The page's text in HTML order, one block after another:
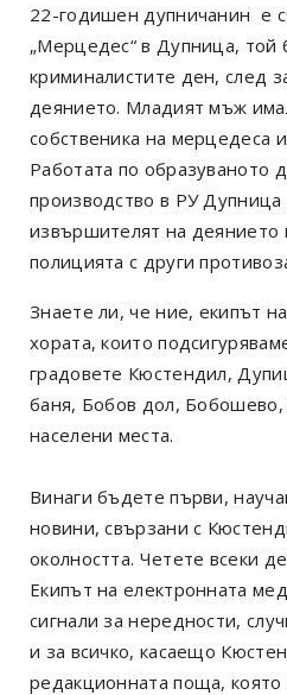
22-годишен дупничанин е
„Мерцедес“ в Дупница, той
криминалистите ден, след
деянието. Младият мъж
собственика на мерцедеса
Работата по образуваното
производство в РУ
извършителят на деянието
полицията с други
Знаете ли, че ние, екипът
хората, които
градовете Кюстендил,
баня, Бобов дол, Бобошево,
населени места.
Винаги бъдете първи,
новини, свързани с
околността. Четете всеки
Екипът на електронната
сигнали за нередности,
и за всичко, касаещо
редакционната поща, която